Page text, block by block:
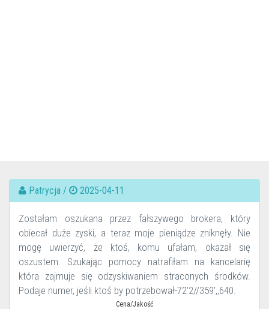
Patrycja / 2025-04-11
Zostałam oszukana przez fałszywego brokera, który
obiecał duże zyski, a teraz moje pieniądze zniknęły. Nie
mogę uwierzyć, że ktoś, komu ufałam, okazał się
oszustem. Szukając pomocy natrafiłam na kancelarię
która zajmuje się odzyskiwaniem straconych środków.
Podaje numer, jeśli ktoś by potrzebował-72'2//359',,640.
Cena/Jakość